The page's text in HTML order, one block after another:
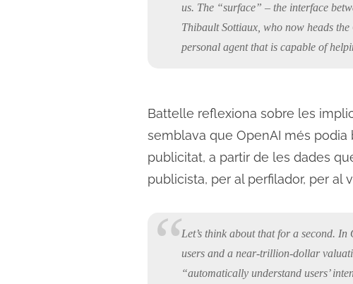
us. The “surface” – the interface
Thibault Sottiaux, who now heads
personal agent that is capable of
Battelle reflexiona sobre les
semblava que OpenAI més podia
publicitat, a partir de les dades
publicista, per al perfilador, per al
Let’s think about that for a second.
users and a near-trillion-dollar
“automatically understand users’